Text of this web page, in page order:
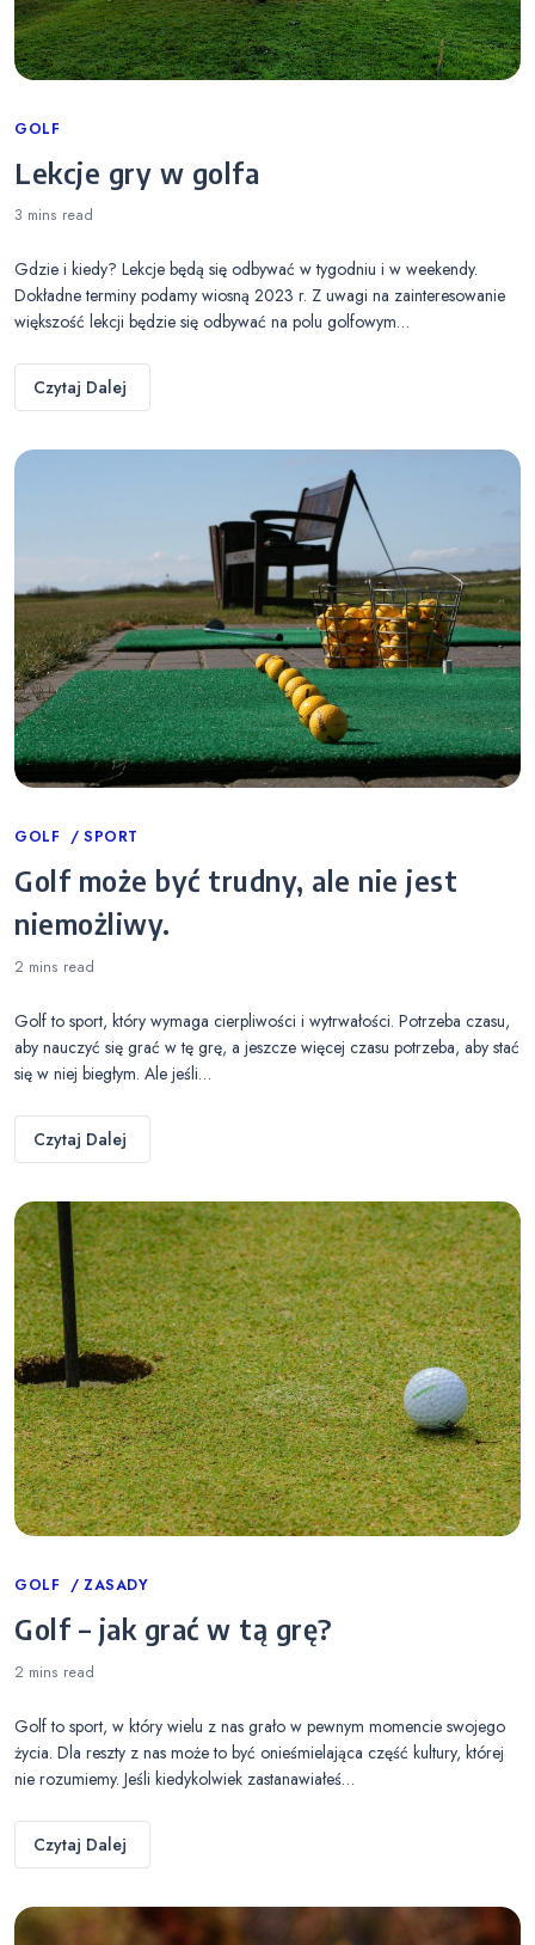
Categories
GOLF
Lekcje gry w golfa
3 mins read
Gdzie i kiedy? Lekcje będą się odbywać w tygodniu i w weekendy.
Dokładne terminy podamy wiosną 2023 r. Z uwagi na zainteresowanie
większość lekcji będzie się odbywać na polu golfowym…
Czytaj Dalej
Categories
GOLF SPORT
Golf może być trudny, ale nie jest
niemożliwy.
2 mins read
Golf to sport, który wymaga cierpliwości i wytrwałości. Potrzeba czasu,
aby nauczyć się grać w tę grę, a jeszcze więcej czasu potrzeba, aby stać
się w niej biegłym. Ale jeśli…
Czytaj Dalej
Categories
GOLF ZASADY
Golf – jak grać w tą grę?
2 mins read
Golf to sport, w który wielu z nas grało w pewnym momencie swojego
życia. Dla reszty z nas może to być onieśmielająca część kultury, której
nie rozumiemy. Jeśli kiedykolwiek zastanawiałeś…
Czytaj Dalej